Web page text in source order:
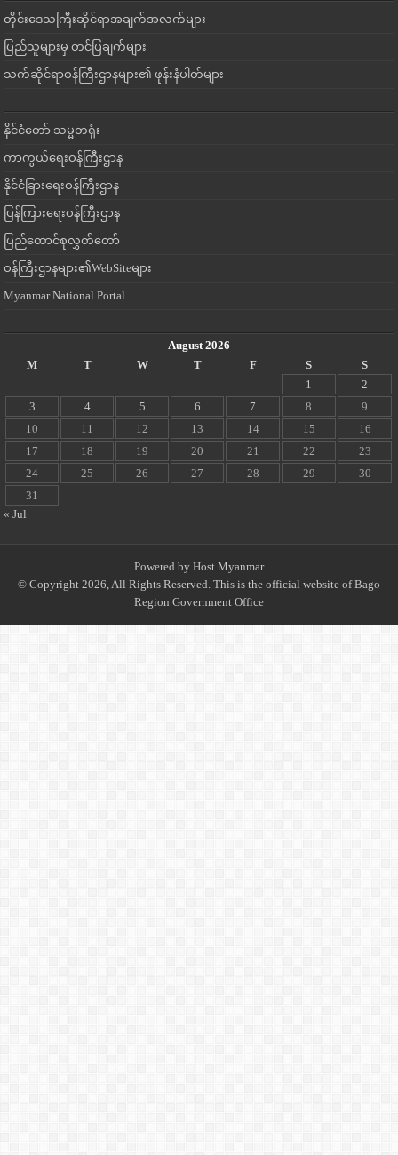
တိုင်းဒေသကြီးဆိုင်ရာအချက်အလက်များ
ပြည်သူများမှ တင်ပြချက်များ
သက်ဆိုင်ရာဝန်ကြီးဌာနများ၏ ဖုန်းနံပါတ်များ
နိုင်ငံတော် သမ္မတရုံး
ကာကွယ်ရေးဝန်ကြီးဌာန
နိုင်ငံခြားရေးဝန်ကြီးဌာန
ပြန်ကြားရေးဝန်ကြီးဌာန
ပြည်ထောင်စုလွှတ်တော်
ဝန်ကြီးဌာနများ၏WebSiteများ
Myanmar National Portal
August 2026
M
T W T F S
S
1
2
3
4 5 6 7 8
9
10
11 12 13 14 15
16
17
18 19 20 21 22
23
24
25 26 27 28 29
30
31
« Jul
Powered by Host Myanmar
© Copyright 2026, All Rights Reserved. This is the official website of Bago
Region Government Office